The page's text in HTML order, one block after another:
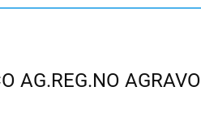
AG.REG.NO AGRAVO